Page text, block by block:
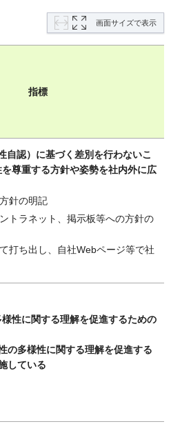
画面サイズで表示
指標
自認）に基づく差別を行わないこ
尊重する方針や姿勢を社内外に広
針の明記
トラネット、掲示板等への方針の
打ち出し、自社Webページ等で社
性に関する理解を促進するための
の多様性に関する理解を促進する
している